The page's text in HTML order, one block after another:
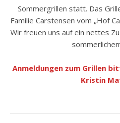
Sommergrillen statt. Das
Familie Carstensen vom „Hof
Wir freuen uns auf ein nettes
Anmeldungen zum Grillen
Kristin